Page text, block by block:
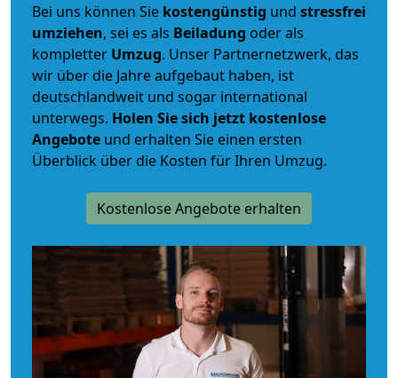
Bei uns können Sie kostengünstig und stressfrei
umziehen, sei es als Beiladung oder als
kompletter Umzug. Unser Partnernetzwerk, das
wir über die Jahre aufgebaut haben, ist
deutschlandweit und sogar international
unterwegs. Holen Sie sich jetzt kostenlose
Angebote und erhalten Sie einen ersten
Überblick über die Kosten für Ihren Umzug.
Kostenlose Angebote erhalten